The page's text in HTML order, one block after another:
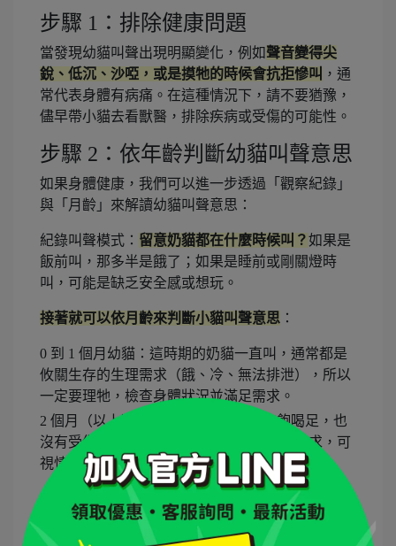
步驟 1：排除健康問題
當發現幼貓叫聲出現明顯變化，例如聲音變得尖
銳、低沉、沙啞，或是摸牠的時候會抗拒慘叫 ，通
常代表身體有病痛。在這種情況下，請不要猶豫，
儘早帶小貓去看獸醫，排除疾病或受傷的可能性。
步驟 2：依年齡判斷幼貓叫聲意思
如果身體健康，我們可以進一步透過「觀察紀錄」
與「月齡」來解讀幼貓叫聲意思：
紀錄叫聲模式： 留意奶貓都在什麼時候叫？如果是
飯前叫，那多半是餓了；如果是睡前或剛關燈時
叫，可能是缺乏安全感或想玩。
接著就可以依月齡來判斷小貓叫聲意思 ：
0 到 1 個月幼貓：這時期的奶貓一直叫，通常都是
攸關生存的生理需求（餓、冷、無法排泄），所以
一定要理牠，檢查身體狀況並滿足需求。
2 個月（以上）幼貓：如果已經確認吃飽喝足，也
沒有受傷，這時候的叫聲很多時候是心理需求，可
視情況處理。
步驟 3：小貓一直叫要人陪怎麼應
對？